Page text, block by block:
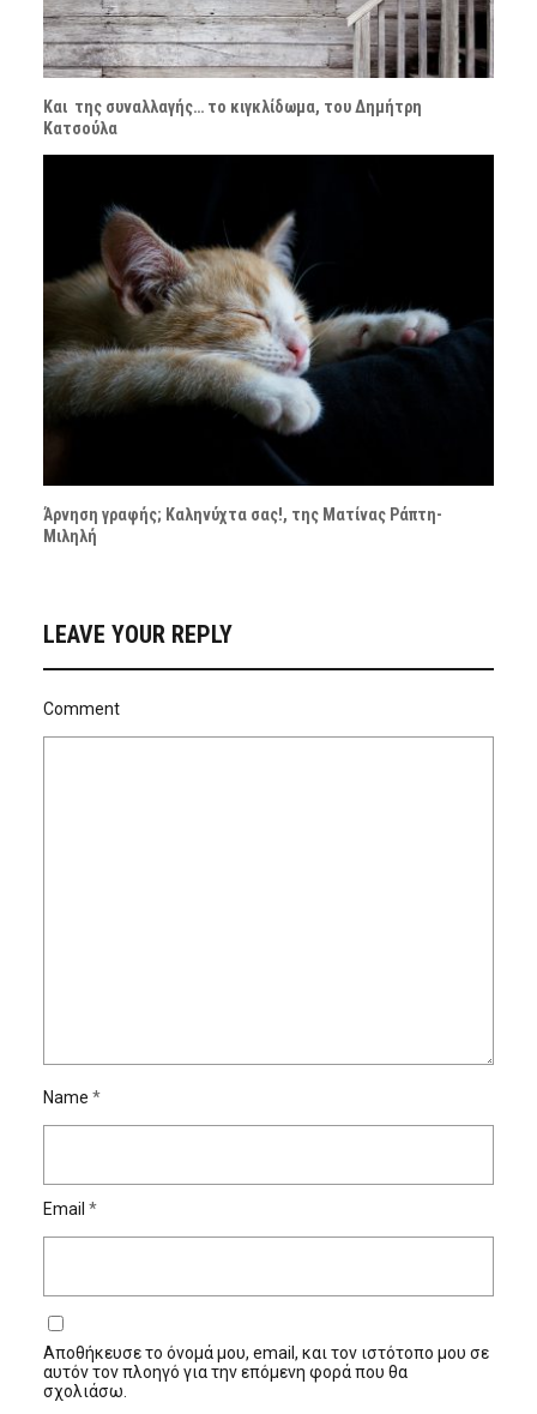
Και της συναλλαγής… το κιγκλίδωμα, του Δημήτρη
Κατσούλα
Άρνηση γραφής; Καληνύχτα σας!, της Ματίνας Ράπτη-
Μιληλή
LEAVE YOUR REPLY
Comment
Name *
Email *
Αποθήκευσε το όνομά μου, email, και τον ιστότοπο μου σε
αυτόν τον πλοηγό για την επόμενη φορά που θα
σχολιάσω.